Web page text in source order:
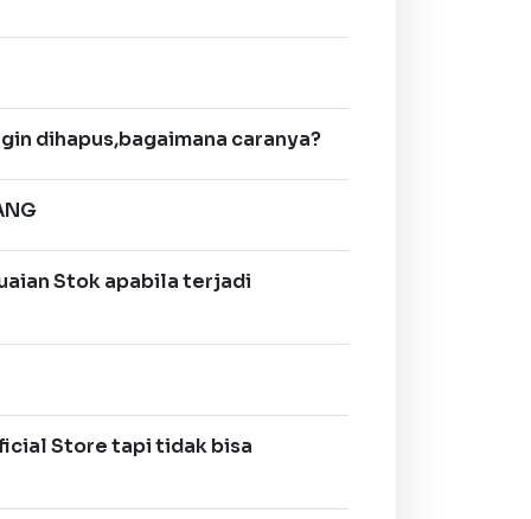
dihapus,bagaimana caranya?
Stok apabila terjadi
Store tapi tidak bisa